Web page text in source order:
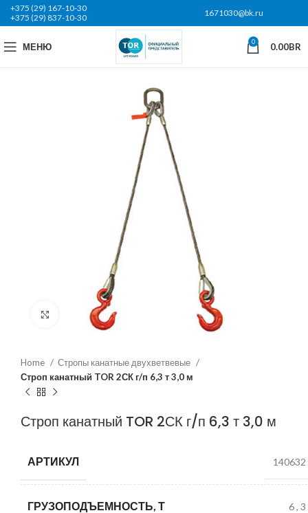
+375 (29) 167-10-30
+375 (29) 837-10-30
1671030@bk.ru
МЕНЮ 0 0.00BR
Нажмите, чтобы увеличить
Home
Стропы канатные двухветвевые
Строп канатный TOR 2СК г/п 6,3 т 3,0 м
Строп канатный TOR 2СК г/п 6,3 т 3,0 м
АРТИКУЛ 140632
ГРУЗОПОДЪЕМНОСТЬ, Т 6, 3